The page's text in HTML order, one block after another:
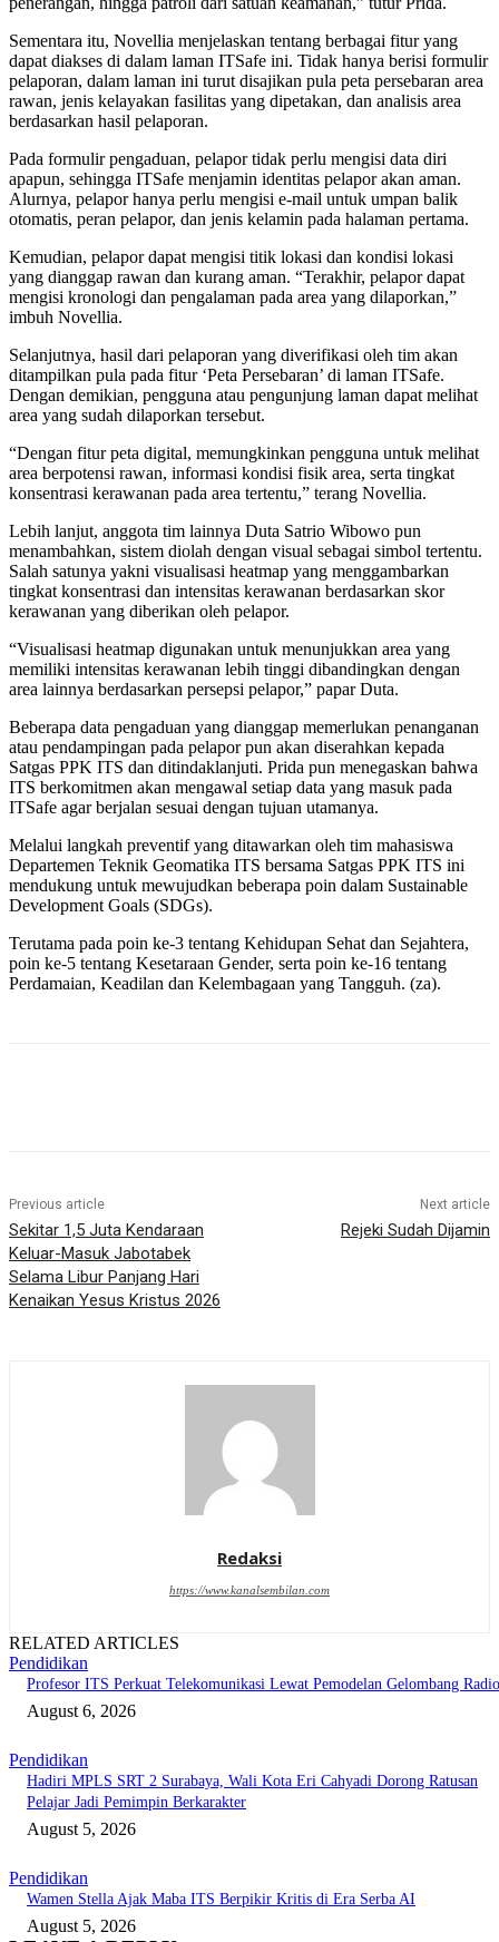
Sementara itu, Novellia menjelaskan tentang berbagai fitur yang
dapat diakses di dalam laman ITSafe ini. Tidak hanya berisi formulir
pelaporan, dalam laman ini turut disajikan pula peta persebaran area
rawan, jenis kelayakan fasilitas yang dipetakan, dan analisis area
berdasarkan hasil pelaporan.
Pada formulir pengaduan, pelapor tidak perlu mengisi data diri
apapun, sehingga ITSafe menjamin identitas pelapor akan aman.
Alurnya, pelapor hanya perlu mengisi e-mail untuk umpan balik
otomatis, peran pelapor, dan jenis kelamin pada halaman pertama.
Kemudian, pelapor dapat mengisi titik lokasi dan kondisi lokasi
yang dianggap rawan dan kurang aman. “Terakhir, pelapor dapat
mengisi kronologi dan pengalaman pada area yang dilaporkan,”
imbuh Novellia.
Selanjutnya, hasil dari pelaporan yang diverifikasi oleh tim akan
ditampilkan pula pada fitur ‘Peta Persebaran’ di laman ITSafe.
Dengan demikian, pengguna atau pengunjung laman dapat melihat
area yang sudah dilaporkan tersebut.
“Dengan fitur peta digital, memungkinkan pengguna untuk melihat
area berpotensi rawan, informasi kondisi fisik area, serta tingkat
konsentrasi kerawanan pada area tertentu,” terang Novellia.
Lebih lanjut, anggota tim lainnya Duta Satrio Wibowo pun
menambahkan, sistem diolah dengan visual sebagai simbol tertentu.
Salah satunya yakni visualisasi heatmap yang menggambarkan
tingkat konsentrasi dan intensitas kerawanan berdasarkan skor
kerawanan yang diberikan oleh pelapor.
“Visualisasi heatmap digunakan untuk menunjukkan area yang
memiliki intensitas kerawanan lebih tinggi dibandingkan dengan
area lainnya berdasarkan persepsi pelapor,” papar Duta.
Beberapa data pengaduan yang dianggap memerlukan penanganan
atau pendampingan pada pelapor pun akan diserahkan kepada
Satgas PPK ITS dan ditindaklanjuti. Prida pun menegaskan bahwa
ITS berkomitmen akan mengawal setiap data yang masuk pada
ITSafe agar berjalan sesuai dengan tujuan utamanya.
Melalui langkah preventif yang ditawarkan oleh tim mahasiswa
Departemen Teknik Geomatika ITS bersama Satgas PPK ITS ini
mendukung untuk mewujudkan beberapa poin dalam Sustainable
Development Goals (SDGs).
Terutama pada poin ke-3 tentang Kehidupan Sehat dan Sejahtera,
poin ke-5 tentang Kesetaraan Gender, serta poin ke-16 tentang
Perdamaian, Keadilan dan Kelembagaan yang Tangguh. (za).
Previous article
Sekitar 1,5 Juta Kendaraan
Keluar-Masuk Jabotabek
Selama Libur Panjang Hari
Kenaikan Yesus Kristus 2026
Next article
Rejeki Sudah Dijamin
Redaksi
https://www.kanalsembilan.com
RELATED ARTICLES
Pendidikan
Profesor ITS Perkuat Telekomunikasi Lewat Pemodelan Gelombang Radio
August 6, 2026
Pendidikan
Hadiri MPLS SRT 2 Surabaya, Wali Kota Eri Cahyadi Dorong Ratusan
Pelajar Jadi Pemimpin Berkarakter
August 5, 2026
Pendidikan
Wamen Stella Ajak Maba ITS Berpikir Kritis di Era Serba AI
August 5, 2026